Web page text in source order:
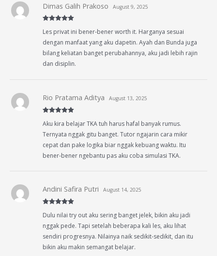
of 5
Dimas Galih Prakoso August 9, 2025
Les privat ini bener-bener worth it. Harganya sesuai
dengan manfaat yang aku dapetin. Ayah dan Bunda juga
bilang keliatan banget perubahannya, aku jadi lebih rajin
dan disiplin.
of 5
Rio Pratama Aditya August 13, 2025
Aku kira belajar TKA tuh harus hafal banyak rumus.
Ternyata nggak gitu banget. Tutor ngajarin cara mikir
cepat dan pake logika biar nggak kebuang waktu. Itu
bener-bener ngebantu pas aku coba simulasi TKA.
of 5
Andini Safira Putri August 14, 2025
Dulu nilai try out aku sering banget jelek, bikin aku jadi
nggak pede. Tapi setelah beberapa kali les, aku lihat
sendiri progresnya. Nilainya naik sedikit-sedikit, dan itu
bikin aku makin semangat belajar.